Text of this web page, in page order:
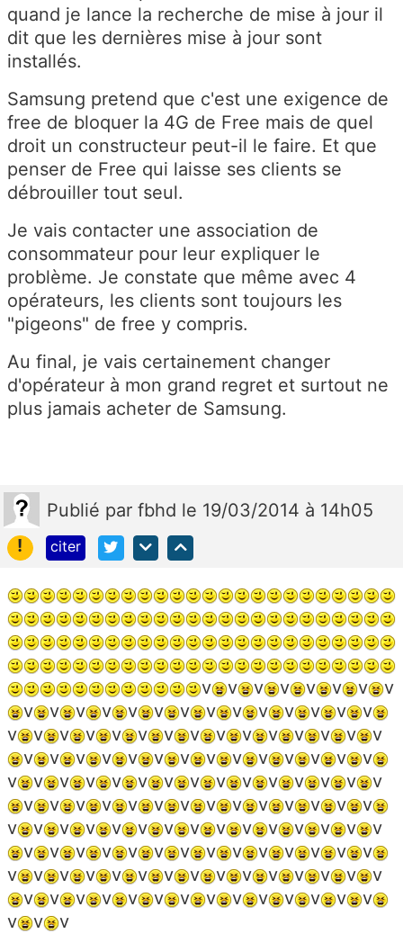
quand je lance la recherche de mise à jour il
dit que les dernières mise à jour sont
installés.
Samsung pretend que c'est une exigence de
free de bloquer la 4G de Free mais de quel
droit un constructeur peut-il le faire. Et que
penser de Free qui laisse ses clients se
débrouiller tout seul.
Je vais contacter une association de
consommateur pour leur expliquer le
problème. Je constate que même avec 4
opérateurs, les clients sont toujours les
"pigeons" de free y compris.
Au final, je vais certainement changer
d'opérateur à mon grand regret et surtout ne
plus jamais acheter de Samsung.
Publié par fbhd le 19/03/2014 à 14h05
!
citer
v v v v v v v
v
v
v v v v v v v v v v v v
v
v
v v v v v v v v v v v v v
v
v
v v v v v v v v v v v v
v
v
v v v v v v v v v v v v v
v
v
v v v v v v v v v v v v
v
v
v v v v v v v v v v v v v
v
v
v v v v v v v v v v v v
v
v
v v v v v v v v v v v v v
v
v
v v v v v v v v v v v v
v
v
v v